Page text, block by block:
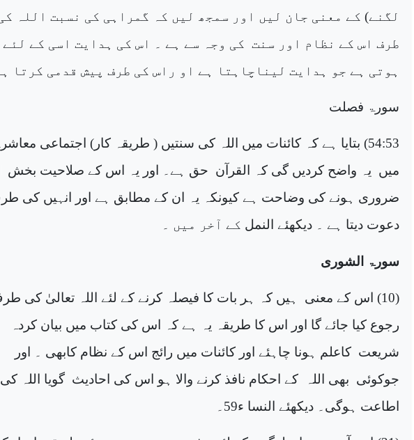
لگنے) کے معنی جان لیں اور سمجھ لیں کہ گمراہی کی نسبت اللہ
طرف اس کے نظام اور سنت کی وجہ سے ہے ۔ اس کی ہدایت اسی کے لئے
ہوتی ہے جو ہدایت لیناچاہتا ہے او راس کی طرف پیش قدمی کرتا
سورۃ فصلت
54:53) بتایا ہے کہ کائنات میں اللہ کی سنتیں ( طریقہ کار) اجتماعی
میں یہ واضح کردیں گی کہ القرآن حق ہے۔ اور یہ اس کے صلاحیت بخش
ضروری ہونے کی وضاحت ہے کیونکہ یہ ان کے مطابق ہے اور انہیں کی
دعوت دیتا ہے ۔ دیکھئے
النمل کے آخر میں ۔
سورۃ الشوری
(10) اس کے معنی
ہیں کہ ہر بات کا فیصلہ کرنے کے لئے اللہ تعالیٰ کی
رجوع کیا جائے گا اور اس کا طریقہ یہ ہے کہ اس کی کتاب میں بیان کردہ
شریعت کاعلم ہونا چاہئے اور کائنات میں رائج اس کے نظام کابھی ۔ اور
جوکوئی بھی اللہ کے احکام نافذ کرنے والا ہو اس کی احادیث گویا اللہ کی
اطاعت ہوگی۔ دیکھئے
النسا ء59۔